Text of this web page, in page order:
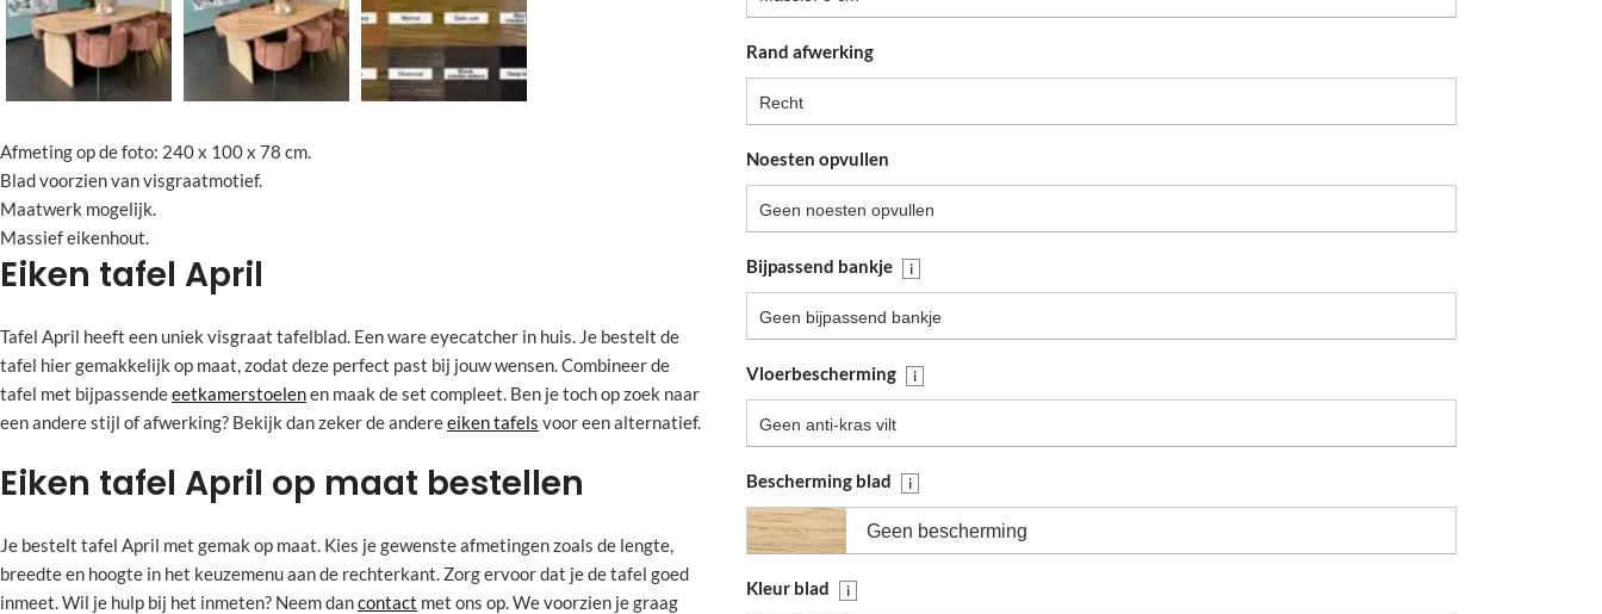
Afmeting op de foto: 240 x 100 x 78 cm.
Blad voorzien van visgraatmotief.
Maatwerk mogelijk.
Massief eikenhout.
Eiken tafel April
Tafel April heeft een uniek visgraat tafelblad. Een ware eyecatcher in huis. Je bestelt de
tafel hier gemakkelijk op maat, zodat deze perfect past bij jouw wensen. Combineer de
tafel met bijpassendeeetkamerstoelenen maak de set compleet. Ben je toch op zoek naar
een andere stijl of afwerking? Bekijk dan zeker de andereeiken tafels voor een alternatief.
Eiken tafel April op maat bestellen
Je bestelt tafel April met gemak op maat. Kies je gewenste afmetingen zoals de lengte,
breedte en hoogte in het keuzemenu aan de rechterkant. Zorg ervoor dat je de tafel goed
inmeet. Wil je hulp bij het inmeten? Neem dancontact met ons op. We voorzien je graag
Rand afwerking
Recht
Noesten opvullen
Geen noesten opvullen
Bijpassend bankje i
Geen bijpassend bankje
Vloerbescherming i
Geen anti-kras vilt
Bescherming blad i
Geen bescherming
Kleur blad i